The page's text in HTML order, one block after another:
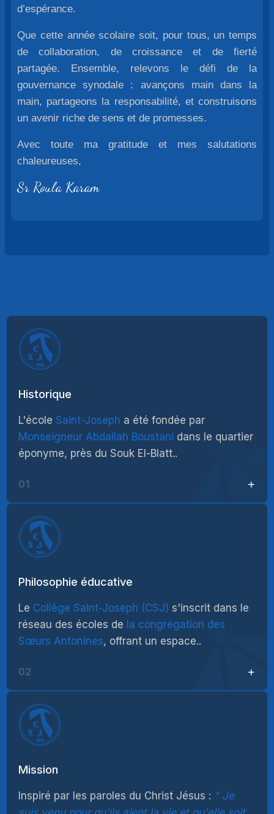
d’espérance.
Que cette année scolaire soit, pour tous, un temps
de collaboration, de croissance et de fierté
partagée. Ensemble, relevons le défi de la
gouvernance synodale : avançons main dans la
main, partageons la responsabilité, et construisons
un avenir riche de sens et de promesses.
Avec toute ma gratitude et mes salutations
chaleureuses,
Sr Roula Karam
Historique
L'école Saint-Joseph a été fondée par
Monseigneur Abdallah Boustani dans le quartier
éponyme, près du Souk El-Blatt..
01
Philosophie éducative
Le Collège Saint-Joseph (CSJ) s'inscrit dans le
réseau des écoles de la congrégation des
Sœurs Antonines, offrant un espace..
02
Mission
Inspiré par les paroles du Christ Jésus :
Je